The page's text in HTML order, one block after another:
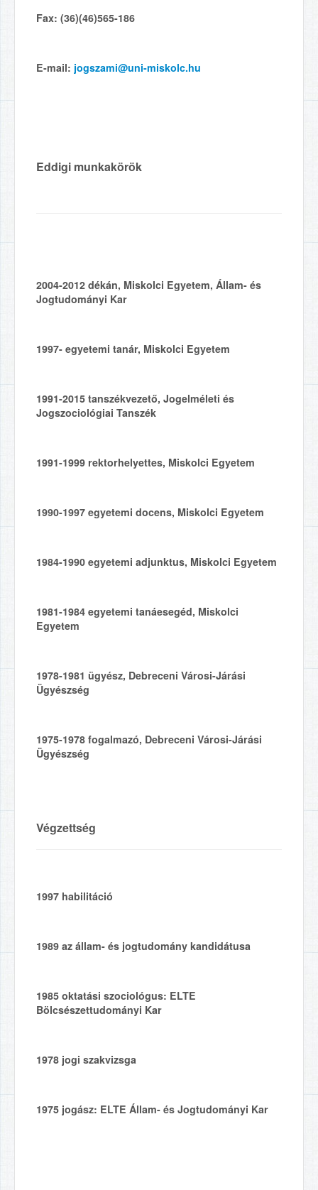
Fax: (36)(46)565-186
E-mail: jogszami@uni-miskolc.hu
Eddigi munkakörök
2004-2012 dékán, Miskolci Egyetem, Állam- és
Jogtudományi Kar
1997- egyetemi tanár, Miskolci Egyetem
1991-2015 tanszékvezető, Jogelméleti és
Jogszociológiai Tanszék
1991-1999 rektorhelyettes, Miskolci Egyetem
1990-1997 egyetemi docens, Miskolci Egyetem
1984-1990 egyetemi adjunktus, Miskolci Egyetem
1981-1984 egyetemi tanáesegéd, Miskolci
Egyetem
1978-1981 ügyész, Debreceni Városi-Járási
Ügyészség
1975-1978 fogalmazó, Debreceni Városi-Járási
Ügyészség
Végzettség
1997 habilitáció
1989 az állam- és jogtudomány kandidátusa
1985 oktatási szociológus: ELTE
Bölcsészettudományi Kar
1978 jogi szakvizsga
1975 jogász: ELTE Állam- és Jogtudományi Kar